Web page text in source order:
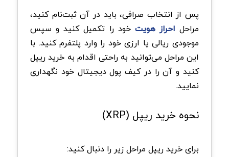
پس از انتخاب صرافی، باید در آن ثبت‌نام کنید،
مراحل احراز هویت خود را تکمیل کنید و سپس
موجودی ریالی یا ارزی خود را وارد پلتفرم کنید. با
این مراحل می‌توانید به راحتی اقدام به خرید ریپل
کنید و آن را در کیف پول دیجیتال خود نگهداری
نمایید.
نحوه خرید ریپل (XRP)
برای خرید ریپل مراحل زیر را دنبال کنید: